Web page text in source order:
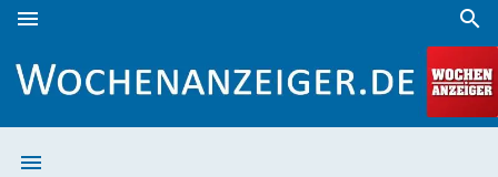
menu search
menu